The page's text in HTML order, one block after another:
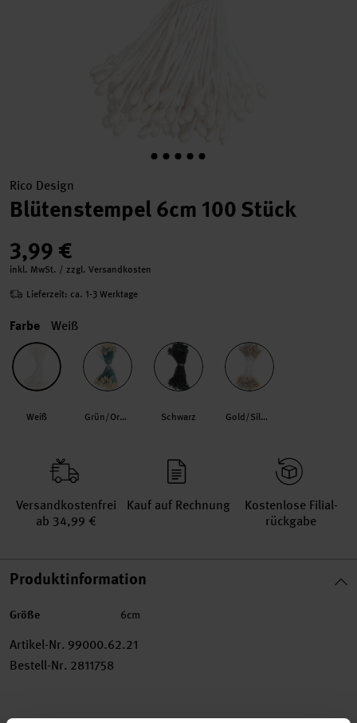
Rico Design
Blütenstempel 6cm 100 Stück
3,99 €
inkl. MwSt. / zzgl. Versandkosten
Lieferzeit: ca. 1-3 Werktage
Farbe Weiß
Weiß Grün/Orange Schwarz Gold/Silber
Versand­kosten­frei
ab 34,99 €
Kauf auf Rechnung
Kosten­lose Filial­
rückgabe
Produktinformation
Größe 6cm
Artikel-Nr. 99000.62.21
Bestell-Nr. 2811758